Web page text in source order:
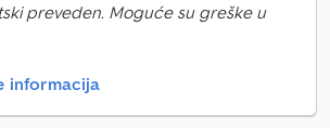
preveden. Moguće su greške u
informacija